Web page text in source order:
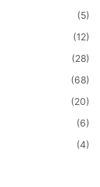
(5)
(12)
(28)
(68)
(20)
(6)
(4)